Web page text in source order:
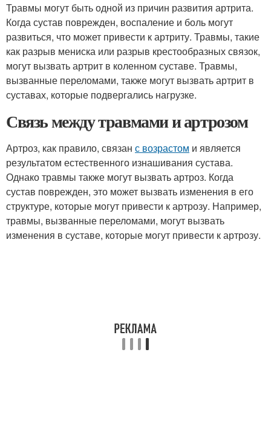
Травмы могут быть одной из причин развития артрита.
Когда сустав поврежден, воспаление и боль могут
развиться, что может привести к артриту. Травмы, такие
как разрыв мениска или разрыв крестообразных связок,
могут вызвать артрит в коленном суставе. Травмы,
вызванные переломами, также могут вызвать артрит в
суставах, которые подвергались нагрузке.
Связь между травмами и артрозом
Артроз, как правило, связан с возрастом и является
результатом естественного изнашивания сустава.
Однако травмы также могут вызвать артроз. Когда
сустав поврежден, это может вызвать изменения в его
структуре, которые могут привести к артрозу. Например,
травмы, вызванные переломами, могут вызвать
изменения в суставе, которые могут привести к артрозу.